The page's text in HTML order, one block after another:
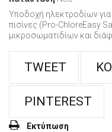
Υποδοχή ηλεκτροδίων
πισίνες (Pro-ChloreEasy
μικροσωματιδίων και
TWEET
PINTEREST
Εκτύπωση